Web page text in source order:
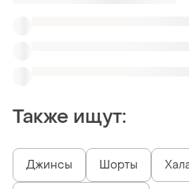
Похожие товары